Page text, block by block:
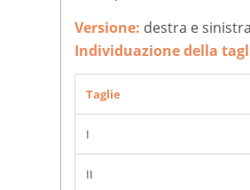
Versione: destra e sinistra
Individuazione della
Taglie
I
II